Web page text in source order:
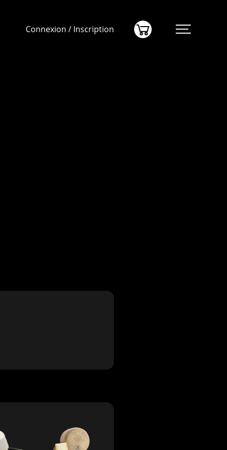
Connexion / Inscription